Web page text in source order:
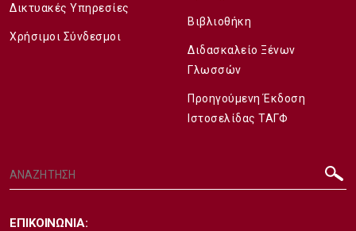
Δικτυακές Υπηρεσίες
Χρήσιμοι Σύνδεσμοι
Βιβλιοθήκη
Διδασκαλείο Ξένων
Γλωσσών
Προηγούμενη Έκδοση
Ιστοσελίδας ΤΑΓΦ
ΕΠΙΚΟΙΝΩΝΙΑ: